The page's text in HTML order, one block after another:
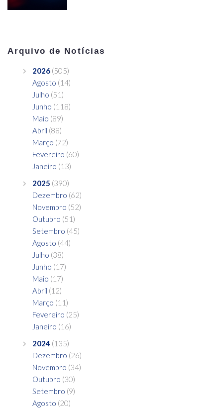
Arquivo de Notícias
2026 (505)
Agosto (14)
Julho (51)
Junho (118)
Maio (89)
Abril (88)
Março (72)
Fevereiro (60)
Janeiro (13)
2025 (390)
Dezembro (62)
Novembro (52)
Outubro (51)
Setembro (45)
Agosto (44)
Julho (38)
Junho (17)
Maio (17)
Abril (12)
Março (11)
Fevereiro (25)
Janeiro (16)
2024 (135)
Dezembro (26)
Novembro (34)
Outubro (30)
Setembro (9)
Agosto (20)